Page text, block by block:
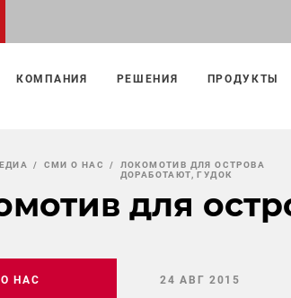
КОМПАНИЯ РЕШЕНИЯ ПРОДУКТЫ
СМИ О НАС
ЛОКОМОТИВ ДЛЯ ОСТРОВА
ДОРАБОТАЮТ, ГУДОК
для
НАС 24 АВГ 2015